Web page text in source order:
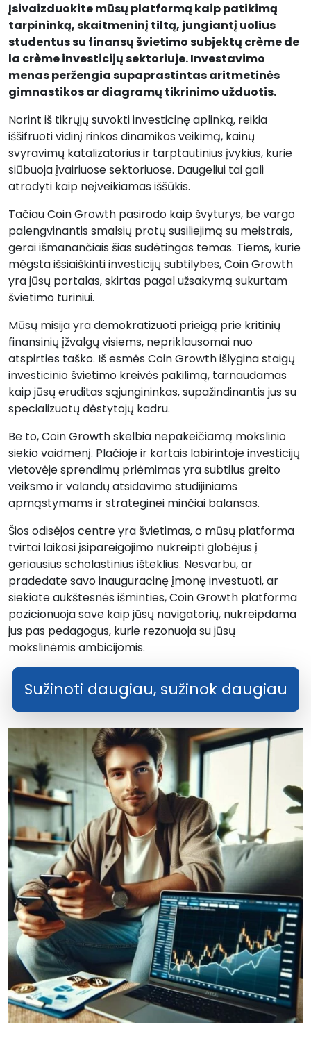
Įsivaizduokite mūsų platformą kaip patikimą
tarpininką, skaitmeninį tiltą, jungiantį uolius
studentus su finansų švietimo subjektų crème de
la crème investicijų sektoriuje. Investavimo
menas peržengia supaprastintas aritmetinės
gimnastikos ar diagramų tikrinimo užduotis.
Norint iš tikrųjų suvokti investicinę aplinką, reikia
iššifruoti vidinį rinkos dinamikos veikimą, kainų
svyravimų katalizatorius ir tarptautinius įvykius, kurie
siūbuoja įvairiuose sektoriuose. Daugeliui tai gali
atrodyti kaip neįveikiamas iššūkis.
Tačiau Coin Growth pasirodo kaip švyturys, be vargo
palengvinantis smalsių protų susiliejimą su meistrais,
gerai išmanančiais šias sudėtingas temas. Tiems, kurie
mėgsta išsiaiškinti investicijų subtilybes, Coin Growth
yra jūsų portalas, skirtas pagal užsakymą sukurtam
švietimo turiniui.
Mūsų misija yra demokratizuoti prieigą prie kritinių
finansinių įžvalgų visiems, nepriklausomai nuo
atspirties taško. Iš esmės Coin Growth išlygina staigų
investicinio švietimo kreivės pakilimą, tarnaudamas
kaip jūsų eruditas sąjungininkas, supažindinantis jus su
specializuotų dėstytojų kadru.
Be to, Coin Growth skelbia nepakeičiamą mokslinio
siekio vaidmenį. Plačioje ir kartais labirintoje investicijų
vietovėje sprendimų priėmimas yra subtilus greito
veiksmo ir valandų atsidavimo studijiniams
apmąstymams ir strateginei minčiai balansas.
Šios odisėjos centre yra švietimas, o mūsų platforma
tvirtai laikosi įsipareigojimo nukreipti globėjus į
geriausius scholastinius išteklius. Nesvarbu, ar
pradedate savo inauguracinę įmonę investuoti, ar
siekiate aukštesnės išminties, Coin Growth platforma
pozicionuoja save kaip jūsų navigatorių, nukreipdama
jus pas pedagogus, kurie rezonuoja su jūsų
mokslinėmis ambicijomis.
Sužinoti daugiau, sužinok daugiau